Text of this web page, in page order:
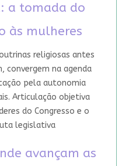
a tomada do
às mulheres
religiosas antes
convergem na agenda
pela autonomia
Articulação objetiva
do Congresso e o
legislativa
avançam as